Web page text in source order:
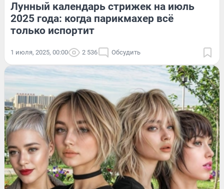
Лунный календарь стрижек на июль
2025 года: когда парикмахер всё
только испортит
1 июля, 2025, 00:00 2 536 Обсудить